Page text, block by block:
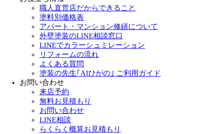
職人直営店だからできること
塗料別価格表
アパート・マンション修繕について
外壁塗装のLINE相談窓口
LINEでカラーシュミレーション
リフォームの流れ
よくある質問
塗装の先生｢AIひがの｣ ご利用ガイド
お問い合わせ
来店予約
無料お見積もり
お問い合わせ
LINE相談
らくらく概算お見積もり